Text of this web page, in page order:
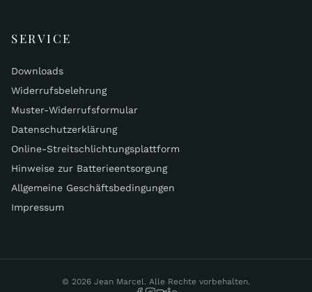
SERVICE
Downloads
Widerrufsbelehrung
Muster-Widerrufsformular
Datenschutzerklärung
Online-Streitschlichtungsplattform
Hinweise zur Batterieentsorgung
Allgemeine Geschäftsbedingungen
Impressum
© 2026 Jean Marcel. Alle Rechte vorbehalten.